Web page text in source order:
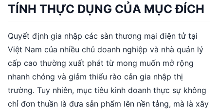
TÍNH THỰC DỤNG CỦA MỤC ĐÍCH
Quyết định gia nhập các sàn thương mại điện tử tại
Việt Nam của nhiều chủ doanh nghiệp và nhà quản lý
cấp cao thường xuất phát từ mong muốn mở rộng
nhanh chóng và giảm thiểu rào cản gia nhập thị
trường. Tuy nhiên, mục tiêu kinh doanh thực sự không
chỉ đơn thuần là đưa sản phẩm lên nền tảng, mà là xây